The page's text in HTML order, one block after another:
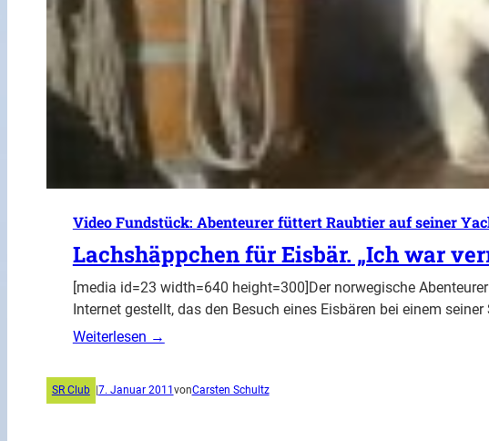
Video Fundstück: Abenteurer füttert Raubtier auf seiner
Lachshäppchen für Eisbär. „Ich war
[media id=23 width=640 height=300]Der norwegische
Internet gestellt, das den Besuch eines Eisbären bei einem
Weiterlesen →
SR Club 7. Januar 2011 vonCarsten Schultz